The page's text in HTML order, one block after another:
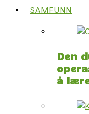
SAMFUNN
Den
å